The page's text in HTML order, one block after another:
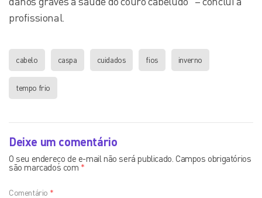
profissional.
cabelo caspa cuidados fios inverno
tempo frio
Deixe um comentário
O seu endereço de e-mail não será publicado. Campos obrigatórios
são marcados com *
Comentário *